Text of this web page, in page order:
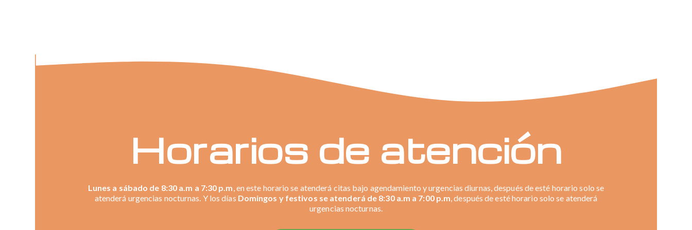
Horarios de atención
Lunes a sábado de 8:30 a.m a 7:30 p.m, en este horario se atenderá citas bajo agendamiento y urgencias diurnas, después de esté horario solo se
atenderá urgencias nocturnas. Y los días Domingos y festivos se atenderá de 8:30 a.m a 7:00 p.m, después de esté horario solo se atenderá
urgencias nocturnas.